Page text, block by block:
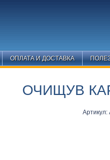
ОПЛАТА И ДОСТАВКА
ОЧИЩУВ